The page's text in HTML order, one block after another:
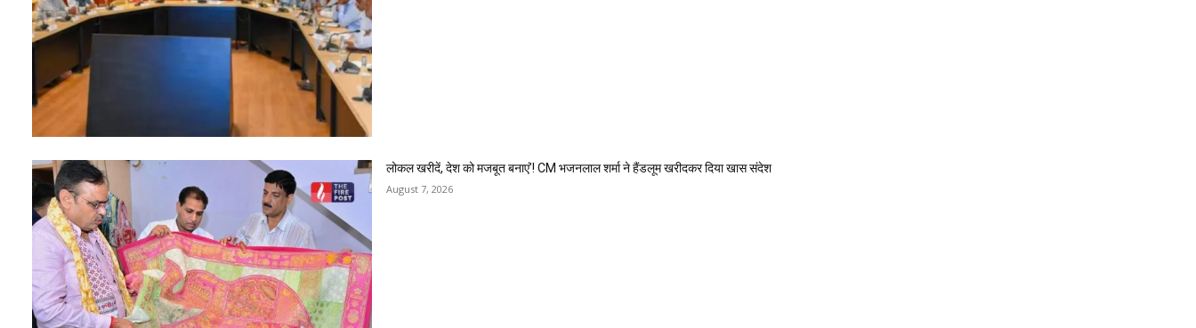
लोकल खरीदें, देश को मजबूत बनाएं’! CM भजनलाल शर्मा ने हैंडलूम खरीदकर दिया खास संदेश
August 7, 2026